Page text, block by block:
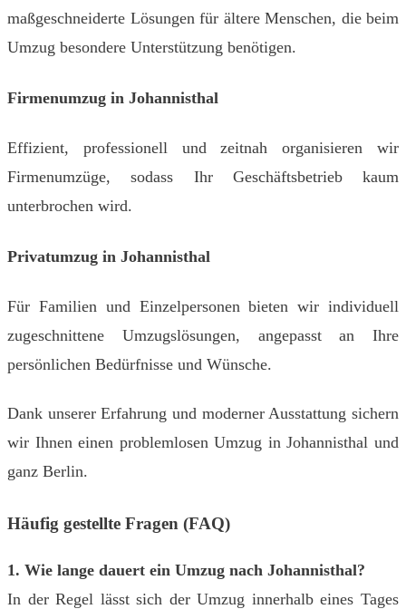
maßgeschneiderte Lösungen für ältere Menschen, die beim
Umzug besondere Unterstützung benötigen.
Firmenumzug in Johannisthal
Effizient, professionell und zeitnah organisieren wir
Firmenumzüge, sodass Ihr Geschäftsbetrieb kaum
unterbrochen wird.
Privatumzug in Johannisthal
Für Familien und Einzelpersonen bieten wir individuell
zugeschnittene Umzugslösungen, angepasst an Ihre
persönlichen Bedürfnisse und Wünsche.
Dank unserer Erfahrung und moderner Ausstattung sichern
wir Ihnen einen problemlosen Umzug in Johannisthal und
ganz Berlin.
Häufig gestellte Fragen (FAQ)
1. Wie lange dauert ein Umzug nach Johannisthal?
In der Regel lässt sich der Umzug innerhalb eines Tages